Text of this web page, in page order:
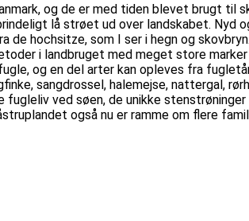
og de er med tiden blevet brugt til
lå strøet ud over landskabet. Nyd
hochsitze, som I ser i hegn og
i landbruget med meget store
og en del arter kan opleves fra
sangdrossel, halemejse, nattergal,
ved søen, de unikke
også nu er ramme om flere